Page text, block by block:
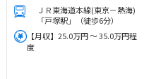
ＪＲ東海道本線(東京－熱海)
「戸塚駅」（徒歩6分）
【月収】25.0万円 ～ 35.0万円程
度